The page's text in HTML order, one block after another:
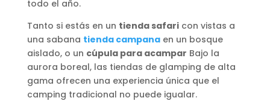
todo el año.
Tanto si estás en un tienda safaricon vistas a
una sabana tienda campanaen un bosque
aislado, o un cúpula para acampar Bajo la
aurora boreal, las tiendas de glamping de alta
gama ofrecen una experiencia única que el
camping tradicional no puede igualar.